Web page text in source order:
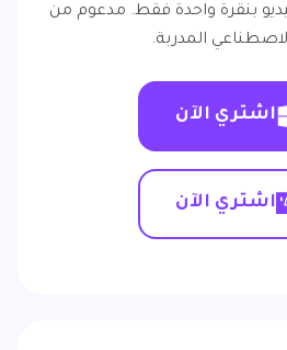
بنقرة واحدة فقط. مدعوم من
المدربة.
اشتري الآن
اشتري الآن